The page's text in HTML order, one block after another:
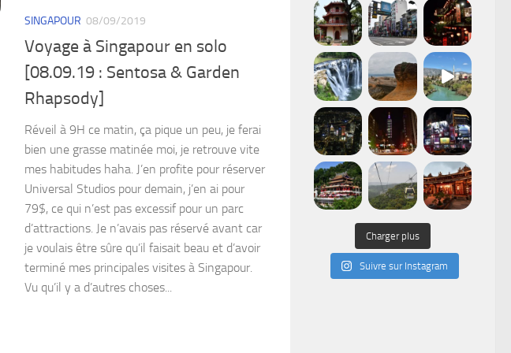
SINGAPOUR 08/09/2019
Voyage à Singapour en solo
[08.09.19 : Sentosa & Garden
Rhapsody]
Réveil à 9H ce matin, ça pique un peu, je ferai
bien une grasse matinée moi, je retrouve vite
mes habitudes haha. J’en profite pour réserver
Universal Studios pour demain, j’en ai pour
79$, ce qui n’est pas excessif pour un parc
d’attractions. Je n’avais pas réservé avant car
je voulais être sûre qu’il faisait beau et d’avoir
terminé mes principales visites à Singapour.
Vu qu’il y a d’autres choses...
Charger plus
Suivre sur Instagram